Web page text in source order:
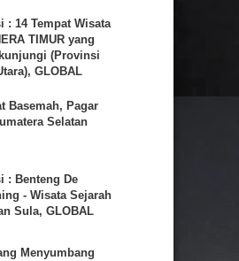
: 14 Tempat Wisata
TIMUR yang
(Provinsi
GLOBAL
Basemah, Pagar
Selatan
: Benteng De
- Wisata Sejarah
Sula, GLOBAL
Menyumbang